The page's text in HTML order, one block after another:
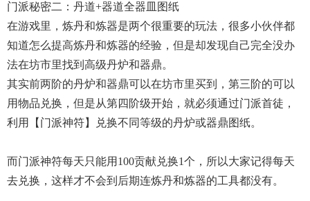
门派秘密二：丹道+器道全器皿图纸
在游戏里，炼丹和炼器是两个很重要的玩法，很多小伙伴都
知道怎么提高炼丹和炼器的经验，但是却发现自己完全没办
法在坊市里找到高级丹炉和器鼎。
其实前两阶的丹炉和器鼎可以在坊市里买到，第三阶的可以
用物品兑换，但是从第四阶级开始，就必须通过门派首徒，
利用【门派神符】兑换不同等级的丹炉或器鼎图纸。
而门派神符每天只能用100贡献兑换1个，所以大家记得每天
去兑换，这样才不会到后期连炼丹和炼器的工具都没有。